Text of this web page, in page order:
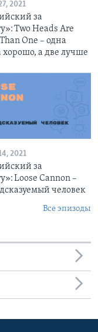
2021
за
Two Heads Are
One – одна
хорошо, а две лучше
2021
за
Loose Cannon –
человек
Все эпизоды